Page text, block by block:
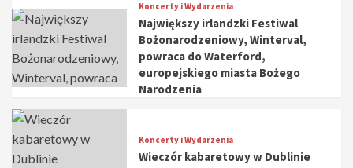
Koncerty i Wydarzenia
Największy irlandzki Festiwal
Bożonarodzeniowy, Winterval,
powraca do Waterford,
europejskiego miasta Bożego
Narodzenia
Koncerty i Wydarzenia
Wieczór kabaretowy w Dublinie